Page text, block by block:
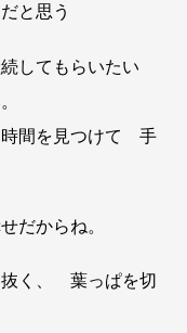
と思う
してもらいたい
間を見つけて 手
だからね。
抜く、 葉っぱを切